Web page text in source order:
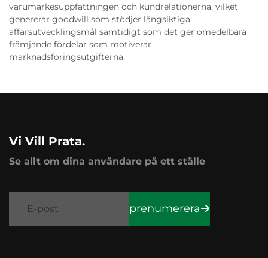
varumärkesuppfattningen och kundrelationerna, vilket
genererar goodwill som stödjer långsiktiga
affärsutvecklingsmål samtidigt som det ger omedelbara
främjande fördelar som motiverar
marknadsföringsutgifterna.
Vi Vill Prata.
Se allt om dina användare på ett ställe
prenumerera